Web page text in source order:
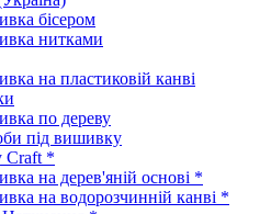
бісером
нитками
на пластиковій канві
по дереву
під вишивку
Craft *
на дерев'яній основі *
на водорозчинній канві *